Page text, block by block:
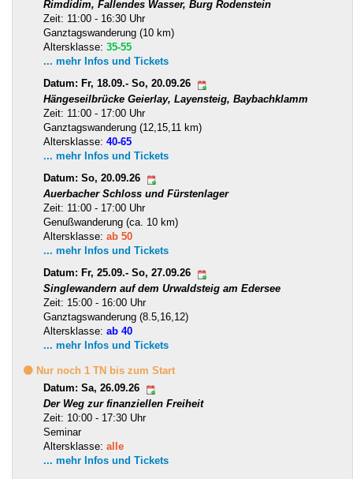
Rimdidim, Fallendes Wasser, Burg Rodenstein
Zeit: 11:00 - 16:30 Uhr
Ganztagswanderung (10 km)
Altersklasse: 35-55
... mehr Infos und Tickets
Datum: Fr, 18.09.- So, 20.09.26
Hängeseilbrücke Geierlay, Layensteig, Baybachklamm
Zeit: 11:00 - 17:00 Uhr
Ganztagswanderung (12,15,11 km)
Altersklasse: 40-65
... mehr Infos und Tickets
Datum: So, 20.09.26
Auerbacher Schloss und Fürstenlager
Zeit: 11:00 - 17:00 Uhr
Genußwanderung (ca. 10 km)
Altersklasse: ab 50
... mehr Infos und Tickets
Datum: Fr, 25.09.- So, 27.09.26
Singlewandern auf dem Urwaldsteig am Edersee
Zeit: 15:00 - 16:00 Uhr
Ganztagswanderung (8.5,16,12)
Altersklasse: ab 40
... mehr Infos und Tickets
🟡 Nur noch 1 TN bis zum Start
Datum: Sa, 26.09.26
Der Weg zur finanziellen Freiheit
Zeit: 10:00 - 17:30 Uhr
Seminar
Altersklasse: alle
... mehr Infos und Tickets